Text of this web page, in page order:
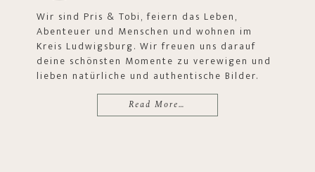
Wir sind Pris & Tobi, feiern das Leben,
Abenteuer und Menschen und wohnen im
Kreis Ludwigsburg. Wir freuen uns darauf
deine schönsten Momente zu verewigen und
lieben natürliche und authentische Bilder.
Read More…